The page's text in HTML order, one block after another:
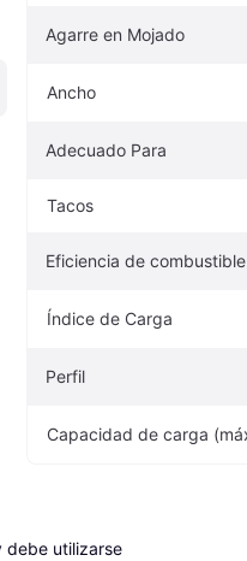
Agarre en Mojado
Ancho
Adecuado Para
Tacos
Eficiencia de combustible
Índice de Carga
Perfil
Capacidad de carga
debe utilizarse